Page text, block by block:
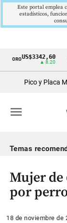
Cintillo
Colombia
OROUS$3342,60
▲ 8.20
Pico y Placa
menu
Temas
Mujer de
por
18 de noviembre de
Este portal emplea
estadísticos,